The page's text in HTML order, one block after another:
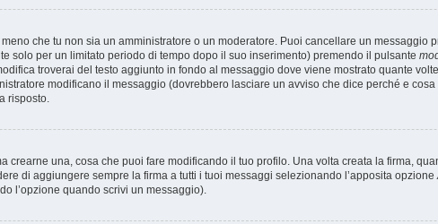
che tu non sia un amministratore o un moderatore. Puoi cancellare un messaggio
solo per un limitato periodo di tempo dopo il suo inserimento) premendo il pulsante
troverai del testo aggiunto in fondo al messaggio dove viene mostrato quante
modificano il messaggio (dovrebbero lasciare un avviso che dice perché e
risposto.
crearne una, cosa che puoi fare modificando il tuo profilo. Una volta creata la firma,
di aggiungere sempre la firma a tutti i tuoi messaggi selezionando l’apposita opzione
l’opzione quando scrivi un messaggio).